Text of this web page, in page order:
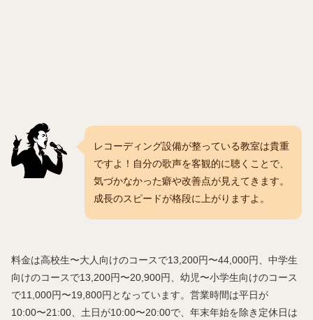
レコーディング設備が整っている教室は貴重
ですよ！自分の歌声を客観的に聴くことで、
気づかなかった癖や改善点が見えてきます。
成長のスピードが格段に上がりますよ。
料金は高校生〜大人向けのコースで13,200円〜44,000円、中学生
向けのコースで13,200円〜20,900円、幼児〜小学生向けのコース
で11,000円〜19,800円となっています。営業時間は平日が
10:00〜21:00、土日が10:00〜20:00で、年末年始を除き定休日は